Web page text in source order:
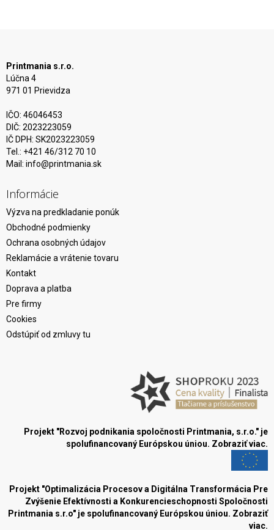
Printmania s.r.o.
Lúčna 4
971 01 Prievidza
IČO: 46046453
DIČ: 2023223059
IČ DPH: SK2023223059
Tel.: +421 46/312 70 10
Mail: info@printmania.sk
Informácie
Výzva na predkladanie ponúk
Obchodné podmienky
Ochrana osobných údajov
Reklamácie a vrátenie tovaru
Kontakt
Doprava a platba
Pre firmy
Cookies
Odstúpiť od zmluvy tu
Projekt "Rozvoj podnikania spoločnosti Printmania, s.r.o." je
spolufinancovaný Európskou úniou. Zobraziť viac.
Projekt "Optimalizácia Procesov a Digitálna Transformácia Pre
Zvýšenie Efektívnosti a Konkurencieschopnosti Spoločnosti
Printmania s.r.o" je spolufinancovaný Európskou úniou. Zobraziť
viac.